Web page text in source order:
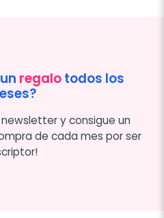
regalotodos los
y consigue un
de cada mes por ser